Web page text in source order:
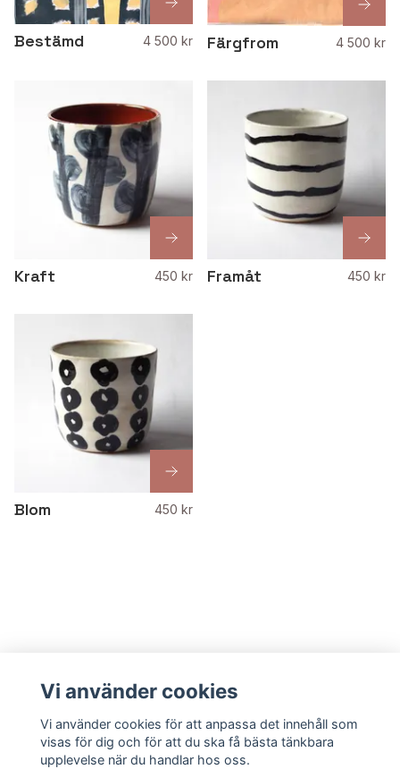
Bestämd 4 500 kr Färgfrom 4 500 kr
Kraft 450 kr Framåt 450 kr
Blom 450 kr
Vi använder cookies
Vi använder cookies för att anpassa det innehåll som
visas för dig och för att du ska få bästa tänkbara
upplevelse när du handlar hos oss.